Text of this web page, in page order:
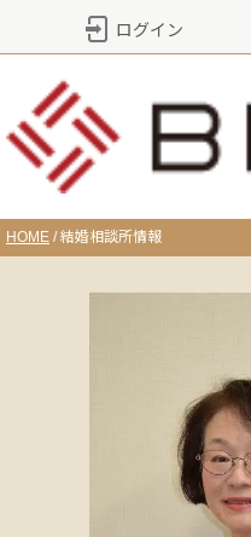
ログイン
HOME /結婚相談所情報